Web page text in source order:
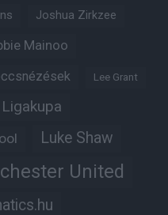
Joshua Zirkzee
Mainoo
Lee Grant
Ligakupa
Luke Shaw
United